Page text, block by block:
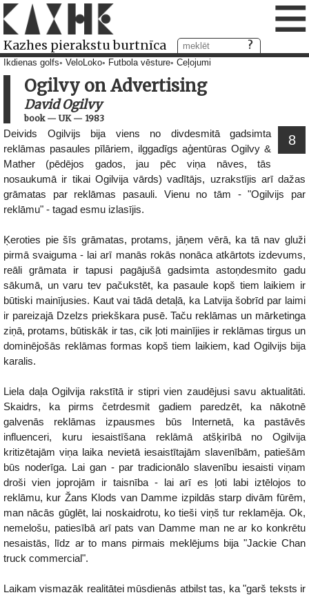
Kazhes pierakstu burtnīca ≡
Ikdienas golfs VeloLoko Futbola vēsture Ceļojumi
Ogilvy on Advertising
David Ogilvy
book— UK— 1983
8
Deivids Ogilvijs bija viens no divdesmitā gadsimta
reklāmas pasaules pīlāriem, ilggadīgs aģentūras Ogilvy &
Mather (pēdējos gados, jau pēc viņa nāves, tās
nosaukumā ir tikai Ogilvija vārds) vadītājs, uzrakstījis arī dažas
grāmatas par reklāmas pasauli. Vienu no tām - "Ogilvijs par
reklāmu" - tagad esmu izlasījis.
Ķeroties pie šīs grāmatas, protams, jāņem vērā, ka tā nav gluži
pirmā svaiguma - lai arī manās rokās nonāca atkārtots izdevums,
reāli grāmata ir tapusi pagājušā gadsimta astoņdesmito gadu
sākumā, un varu tev pačukstēt, ka pasaule kopš tiem laikiem ir
būtiski mainījusies. Kaut vai tādā detaļā, ka Latvija šobrīd par laimi
ir pareizajā Dzelzs priekškara pusē. Taču reklāmas un mārketinga
ziņā, protams, būtiskāk ir tas, cik ļoti mainījies ir reklāmas tirgus un
dominējošās reklāmas formas kopš tiem laikiem, kad Ogilvijs bija
karalis.
Liela daļa Ogilvija rakstītā ir stipri vien zaudējusi savu aktualitāti.
Skaidrs, ka pirms četrdesmit gadiem paredzēt, ka nākotnē
galvenās reklāmas izpausmes būs Internetā, ka pastāvēs
influenceri, kuru iesaistīšana reklāmā atšķirībā no Ogilvija
kritizētajām viņa laika nevietā iesaistītajām slavenībām, patiešām
būs noderīga. Lai gan - par tradicionālo slavenību iesaisti viņam
droši vien joprojām ir taisnība - lai arī es ļoti labi iztēlojos to
reklāmu, kur Žans Klods van Damme izpildās starp divām fūrēm,
man nācās gūglēt, lai noskaidrotu, ko tieši viņš tur reklamēja. Ok,
nemelošu, patiesībā arī pats van Damme man ne ar ko konkrētu
nesaistās, līdz ar to mans pirmais meklējums bija "Jackie Chan
truck commercial".
Laikam vismazāk realitātei mūsdienās atbilst tas, ka "garš teksts ir